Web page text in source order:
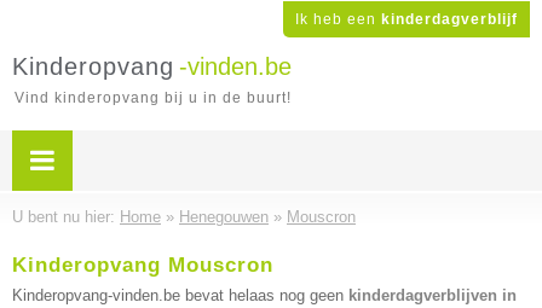
Ik heb een kinderdagverblijf
Kinderopvang -vinden.be
Vind kinderopvang bij u in de buurt!
U bent nu hier: Home » Henegouwen » Mouscron
Kinderopvang Mouscron
Kinderopvang-vinden.be bevat helaas nog geen kinderdagverblijven in